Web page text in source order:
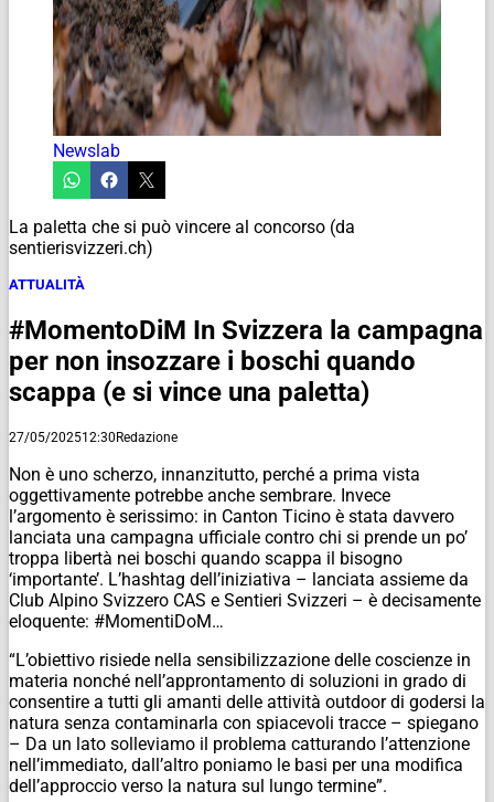
Newslab
La paletta che si può vincere al concorso (da
sentierisvizzeri.ch)
ATTUALITÀ
#MomentoDiM In Svizzera la campagna
per non insozzare i boschi quando
scappa (e si vince una paletta)
27/05/202512:30Redazione
Non è uno scherzo, innanzitutto, perché a prima vista
oggettivamente potrebbe anche sembrare. Invece
l’argomento è serissimo: in Canton Ticino è stata davvero
lanciata una campagna ufficiale contro chi si prende un po’
troppa libertà nei boschi quando scappa il bisogno
‘importante’. L’hashtag dell’iniziativa – lanciata assieme da
Club Alpino Svizzero CAS e Sentieri Svizzeri – è decisamente
eloquente: #MomentiDoM…
“L’obiettivo risiede nella sensibilizzazione delle coscienze in
materia nonché nell’approntamento di soluzioni in grado di
consentire a tutti gli amanti delle attività outdoor di godersi la
natura senza contaminarla con spiacevoli tracce – spiegano
– Da un lato solleviamo il problema catturando l’attenzione
nell’immediato, dall’altro poniamo le basi per una modifica
dell’approccio verso la natura sul lungo termine”.